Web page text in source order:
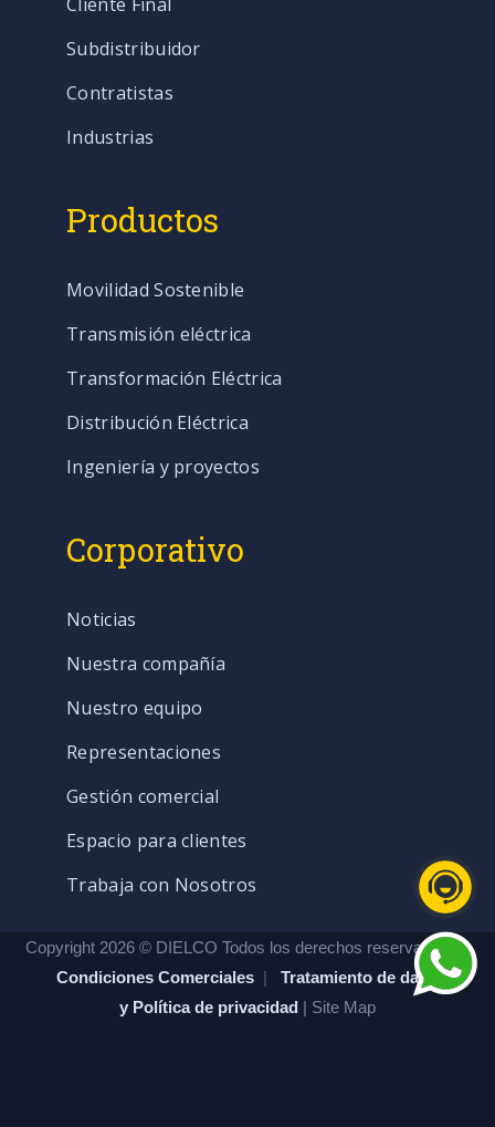
Subdistribuidor
Contratistas
Industrias
Productos
Movilidad Sostenible
Transmisión eléctrica
Transformación Eléctrica
Distribución Eléctrica
Ingeniería y proyectos
Corporativo
Noticias
Nuestra compañía
Nuestro equipo
Representaciones
Gestión comercial
Espacio para clientes
Trabaja con Nosotros
Copyright 2026 © DIELCO Todos los derechos reservados. |
Condiciones Comerciales | Tratamiento de datos
y Política de privacidad | Site Map